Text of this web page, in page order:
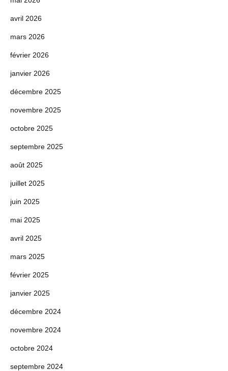
avril 2026
mars 2026
février 2026
janvier 2026
décembre 2025
novembre 2025
octobre 2025
septembre 2025
août 2025
juillet 2025
juin 2025
mai 2025
avril 2025
mars 2025
février 2025
janvier 2025
décembre 2024
novembre 2024
octobre 2024
septembre 2024